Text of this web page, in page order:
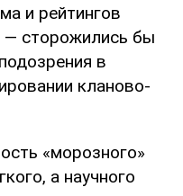
и рейтингов
— сторожились бы
в
кланово-
«морозного»
а научного